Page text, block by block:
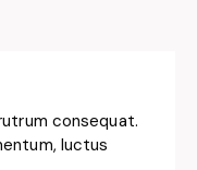
consequat.
luctus